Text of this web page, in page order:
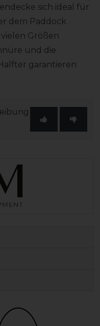
sich ideal für
dem Paddock
Größen
und die
garantieren